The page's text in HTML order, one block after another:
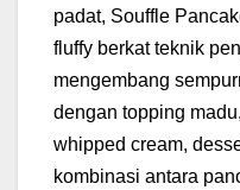
padat, Souffle
fluffy berkat teknik
mengembang
dengan topping
whipped cream,
kombinasi antara